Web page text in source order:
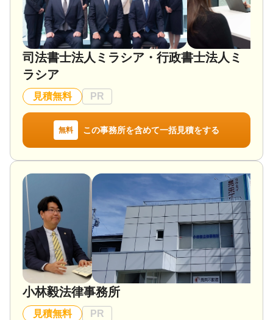
司法書士法人ミラシア・行政書士法人ミ
ラシア
見積無料 PR
無料 この事務所を含めて一括見積をする
小林毅法律事務所
見積無料 PR